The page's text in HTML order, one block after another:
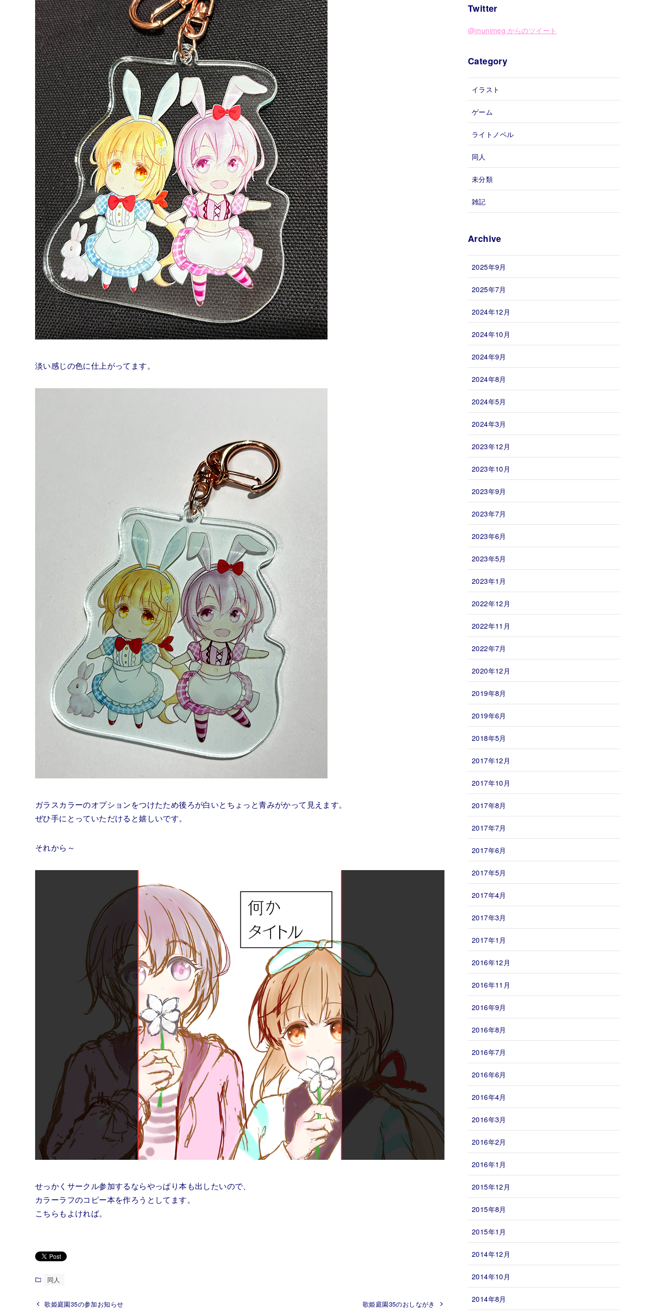
淡い感じの色に仕上がってます。
ガラスカラーのオプションをつけたため後ろが白いとちょっと青みがかって見えます。
ぜひ手にとっていただけると嬉しいです。
それから～
せっかくサークル参加するならやっぱり本も出したいので、
カラーラフのコピー本を作ろうとしてます。
こちらもよければ。
同人
歌姫庭園35の参加お知らせ 歌姫庭園35のおしながき
Twitter
@munimeg からのツイート
Category
イラスト
ゲーム
ライトノベル
同人
未分類
雑記
Archive
2025年9月
2025年7月
2024年12月
2024年10月
2024年9月
2024年8月
2024年5月
2024年3月
2023年12月
2023年10月
2023年9月
2023年7月
2023年6月
2023年5月
2023年1月
2022年12月
2022年11月
2022年7月
2020年12月
2019年8月
2019年6月
2018年5月
2017年12月
2017年10月
2017年8月
2017年7月
2017年6月
2017年5月
2017年4月
2017年3月
2017年1月
2016年12月
2016年11月
2016年9月
2016年8月
2016年7月
2016年6月
2016年4月
2016年3月
2016年2月
2016年1月
2015年12月
2015年8月
2015年1月
2014年12月
2014年10月
2014年8月